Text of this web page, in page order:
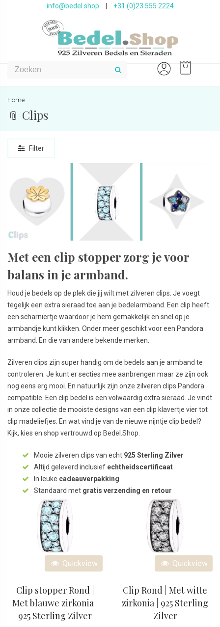
info@bedel.shop +31 (0)23 555 2224
Home
📎 Clips
Filter
Met een clip stopper zorg je voor
balans in je armband.
Houd je bedels op de plek die jij wilt met zilveren clips. Je voegt
tegelijk een extra sieraad toe aan je bedelarmband. Een clip heeft
een scharniertje waardoor je hem gemakkelijk en snel op je
armbandje kunt klikken. Onder meer geschikt voor een Pandora
armband. En die van andere bekende merken.
Zilveren clips zijn super handig om de bedels aan je armband te
controleren. Je kunt er secties mee aanbrengen maar ze zijn ook
nog eens erg mooi. En natuurlijk zijn onze zilveren clips Pandora
compatible. Een clip bedel is een volwaardig extra sieraad. Je vindt
in onze collectie de mooiste designs van een clip klavertje vier tot
clip madeliefjes. En wat vind je van de nieuwe nijntje clip bedel?
Kijk, kies en shop vertrouwd op Bedel.Shop.
Mooie zilveren clips van echt 925 Sterling Zilver
Altijd geleverd inclusief echtheidscertificaat
In leuke cadeauverpakking
Standaard met gratis verzending en retour
Quickview
Clip stopper Rond |
Met blauwe zirkonia |
925 Sterling Zilver
Quickview
Clip Rond | Met witte
zirkonia | 925 Sterling
Zilver